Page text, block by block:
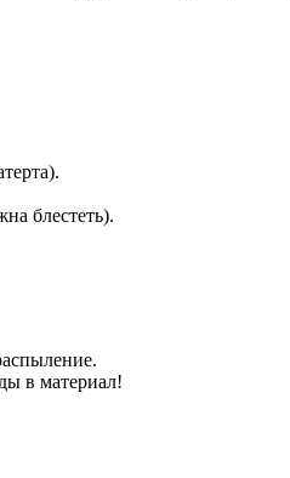
блестеть).
в материал!